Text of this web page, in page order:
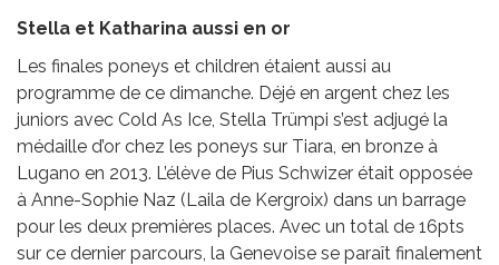
Stella et Katharina aussi en or
Les finales poneys et children étaient aussi au
programme de ce dimanche. Déjé en argent chez les
juniors avec Cold As Ice, Stella Trümpi s’est adjugé la
médaille d’or chez les poneys sur Tiara, en bronze à
Lugano en 2013. L’élève de Pius Schwizer était opposée
à Anne-Sophie Naz (Laila de Kergroix) dans un barrage
pour les deux premières places. Avec un total de 16pts
sur ce dernier parcours, la Genevoise se paraît finalement